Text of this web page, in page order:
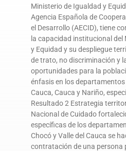
Ministerio de Igualdad y
Agencia Española de
el Desarrollo (AECID), tiene
la capacidad institucional del
y Equidad y su despliegue
de trato, no discriminación y
oportunidades para la
énfasis en los departamentos
Cauca, Cauca y Nariño,
Resultado 2 Estrategia
Nacional de Cuidado
específicas de los
Chocó y Valle del Cauca se
contratación de una persona